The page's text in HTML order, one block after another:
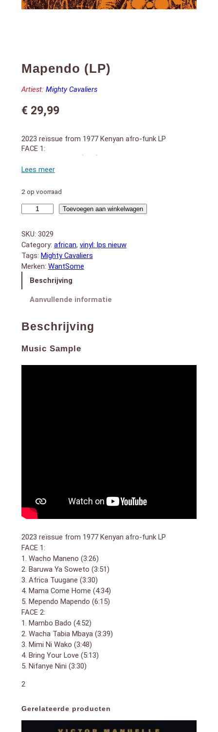
Mapendo (LP)
Artiest: Mighty Cavaliers
€29,99
2023 reïssue from 1977 Kenyan afro-funk LP
FACE 1:
1. Wacho Maneno (3:26)
2. Baruwa Ya Soweto (3:51)
4. Mama Come Home (4:34)
5. Mependo Mapendo (6:15)
FACE 2:
1. Mambo Bado (4:52)
3. Mimi Ni Wako (3:48)
4. Bring Your Love (5:13)
5. Nifanye Nini (3:30)
2 op voorraad
Mapendo
aantal
Toevoegen aan winkelwagen
SKU: 3029
Category: african, vinyl: lps nieuw
Tags: Mighty Cavaliers
Merken: WantSome
Beschrijving
Aanvullende informatie
Beschrijving
Music Sample
2023 reïssue from 1977 Kenyan afro-funk LP
FACE 1:
1. Wacho Maneno (3:26)
2. Baruwa Ya Soweto (3:51)
3. Africa Tuugane (3:30)
4. Mama Come Home (4:34)
5. Mependo Mapendo (6:15)
FACE 2:
1. Mambo Bado (4:52)
2. Wacha Tabia Mbaya (3:39)
3. Mimi Ni Wako (3:48)
4. Bring Your Love (5:13)
5. Nifanye Nini (3:30)
2
Gerelateerde producten